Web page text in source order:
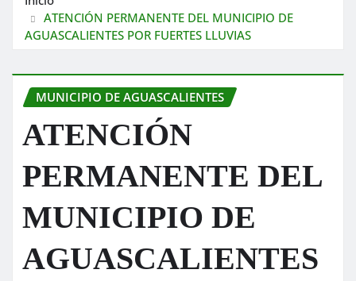
ATENCIÓN PERMANENTE DEL MUNICIPIO DE
AGUASCALIENTES POR FUERTES LLUVIAS
MUNICIPIO DE AGUASCALIENTES
ATENCIÓN
PERMANENTE DEL
MUNICIPIO DE
AGUASCALIENTES